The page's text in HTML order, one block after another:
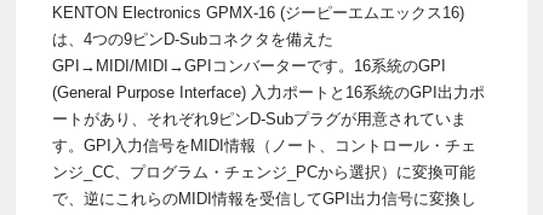
KENTON Electronics GPMX-16 (ジーピーエムエックス16)
は、4つの9ピンD-Subコネクタを備えた
GPI→MIDI/MIDI→GPIコンバーターです。16系統のGPI
(General Purpose Interface) 入力ポートと16系統のGPI出力ポ
ートがあり、それぞれ9ピンD-Subプラグが用意されていま
す。GPI入力信号をMIDI情報（ノート、コントロール・チェ
ンジ_CC、プログラム・チェンジ_PCから選択）に変換可能
で、逆にこれらのMIDI情報を受信してGPI出力信号に変換し